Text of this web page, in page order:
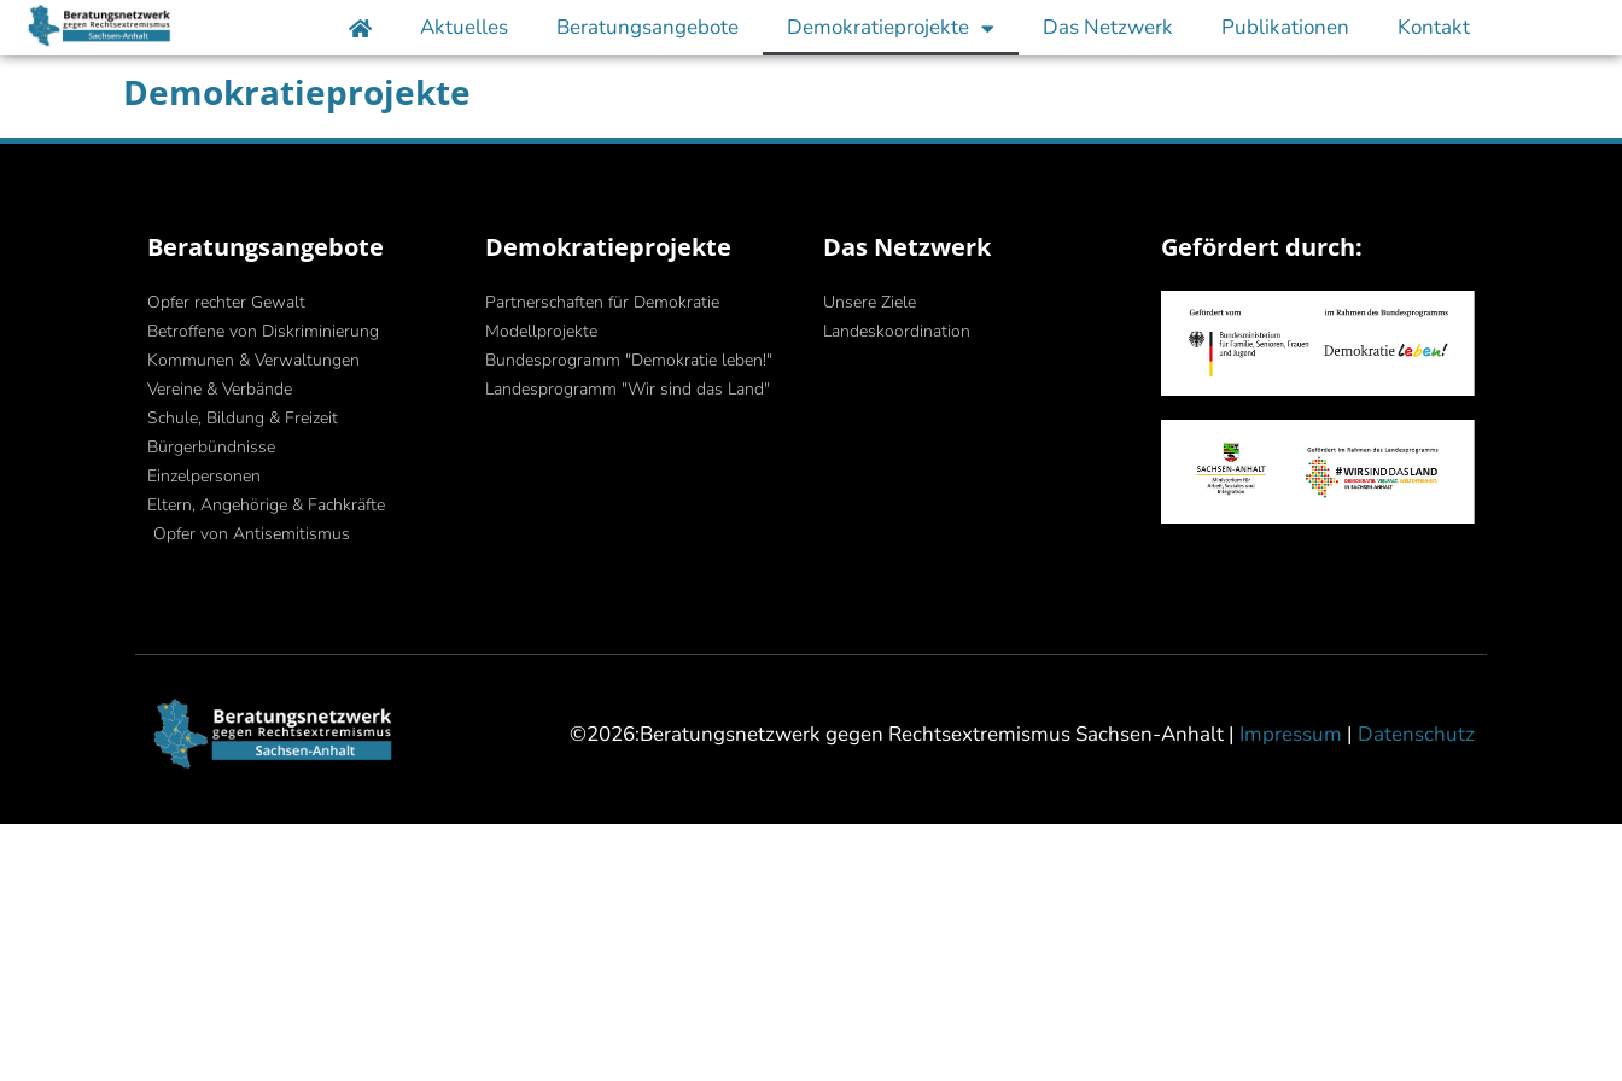
Aktuelles Beratungsangebote Demokratieprojekte Das Netzwerk Publikationen Kontakt
Demokratieprojekte
Beratungsangebote
Opfer rechter Gewalt
Betroffene von Diskriminierung
Kommunen & Verwaltungen
Vereine & Verbände
Schule, Bildung & Freizeit
Bürgerbündnisse
Einzelpersonen
Eltern, Angehörige & Fachkräfte
Opfer von Antisemitismus
Demokratieprojekte
Partnerschaften für Demokratie
Modellprojekte
Bundesprogramm "Demokratie leben!"
Landesprogramm "Wir sind das Land"
Das Netzwerk
Unsere Ziele
Landeskoordination
Gefördert durch:
©2026:Beratungsnetzwerk gegen Rechtsextremismus Sachsen-Anhalt | Impressum | Datenschutz